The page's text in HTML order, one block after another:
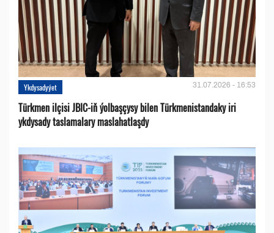
Ykdysadyýet 31.07.2026 - 16:53
Türkmen ilçisi JBIC-iň ýolbaşçysy bilen Türkmenistandaky iri
ykdysady taslamalary maslahatlaşdy